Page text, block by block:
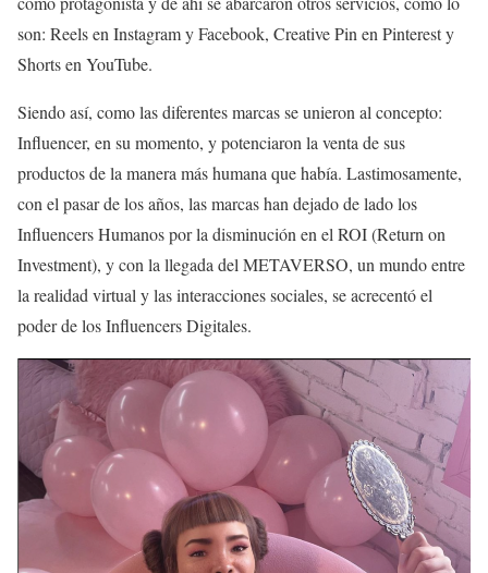
son: Reels en Instagram y Facebook, Creative Pin en Pinterest y
Shorts en YouTube.
Siendo así, como las diferentes marcas se unieron al concepto:
Influencer, en su momento, y potenciaron la venta de sus
productos de la manera más humana que había. Lastimosamente,
con el pasar de los años, las marcas han dejado de lado los
Influencers Humanos por la disminución en el ROI (Return on
Investment), y con la llegada del METAVERSO, un mundo entre
la realidad virtual y las interacciones sociales, se acrecentó el
poder de los Influencers Digitales.